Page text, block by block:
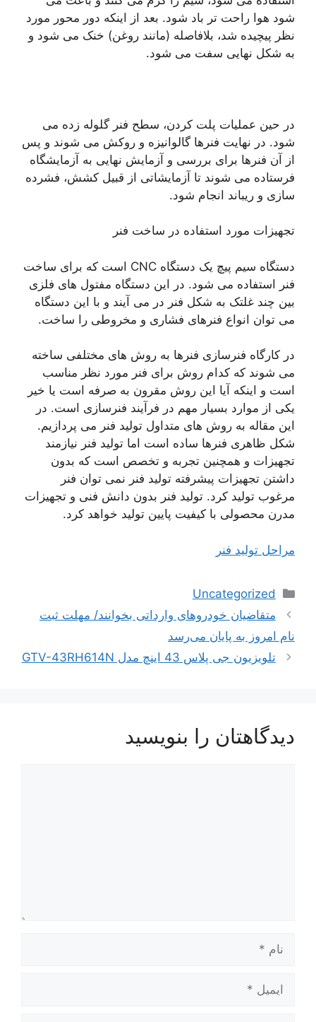
شود هوا راحت تر باد شود. بعد از اینکه دور محور مورد
نظر پیچیده شد، بلافاصله (مانند روغن) خنک می شود و
به شکل نهایی سفت می شود.
در حین عملیات پلت کردن، سطح فنر گلوله زده می
شود. در نهایت فنرها گالوانیزه و روکش می شوند و پس
از آن فنرها برای بررسی و آزمایش نهایی به آزمایشگاه
فرستاده می شوند تا آزمایشاتی از قبیل کشش، فشرده
سازی و ریباند انجام شود.
تجهیزات مورد استفاده در ساخت فنر
دستگاه سیم پیچ یک دستگاه CNC است که برای ساخت
فنر استفاده می شود. در این دستگاه مفتول های فلزی
بین چند غلتک به شکل فنر در می آیند و با این دستگاه
می توان انواع فنرهای فشاری و مخروطی را ساخت.
در کارگاه فنرسازی فنرها به روش های مختلفی ساخته
می شوند که کدام روش برای فنر مورد نظر مناسب
است و اینکه آیا این روش مقرون به صرفه است یا خیر
یکی از موارد بسیار مهم در فرآیند فنرسازی است. در
این مقاله به روش های متداول تولید فنر می پردازیم.
شکل ظاهری فنرها ساده است اما تولید فنر نیازمند
تجهیزات و همچنین تجربه و تخصص است که بدون
داشتن تجهیزات پیشرفته تولید فنر نمی توان فنر
مرغوب تولید کرد. تولید فنر بدون دانش فنی و تجهیزات
مدرن محصولی با کیفیت پایین تولید خواهد کرد.
مراحل تولید فنر
دسته‌ها
Uncategorized
ناوبری
نوشته‌ها
متقاضیان خودروهای وارداتی بخوانند/ مهلت ثبت
نام امروز به پایان می‌رسد
تلویزیون جی پلاس 43 اینچ مدل GTV-43RH614N
دیدگاهتان را بنویسید